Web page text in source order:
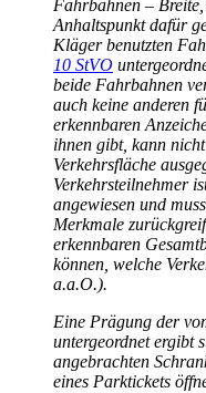
Fahrbahnen –
Anhaltspunkt dafür
Kläger benutzten
10 StVO
beide Fahrbahnen
auch keine anderen
erkennbaren
ihnen gibt, kann
Verkehrsfläche
Verkehrsteilnehmer
angewiesen und
Merkmale
erkennbaren
können, welche
a.a.O.).
Eine Prägung der
untergeordnet ergibt
angebrachten
eines Parktickets